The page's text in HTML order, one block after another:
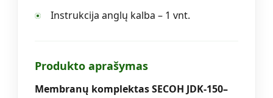
Instrukcija anglų kalba – 1 vnt.
Produkto aprašymas
Membranų komplektas SECOH JDK-150–